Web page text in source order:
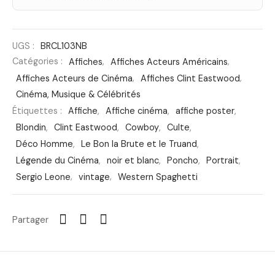
UGS :
BRCL103NB
Catégories :
Affiches, Affiches Acteurs Américains,
Affiches Acteurs de Cinéma, Affiches Clint Eastwood,
Cinéma, Musique & Célébrités
Étiquettes :
Affiche, Affiche cinéma, affiche poster,
Blondin, Clint Eastwood, Cowboy, Culte,
Déco Homme, Le Bon la Brute et le Truand,
Légende du Cinéma, noir et blanc, Poncho, Portrait,
Sergio Leone, vintage, Western Spaghetti
Partager